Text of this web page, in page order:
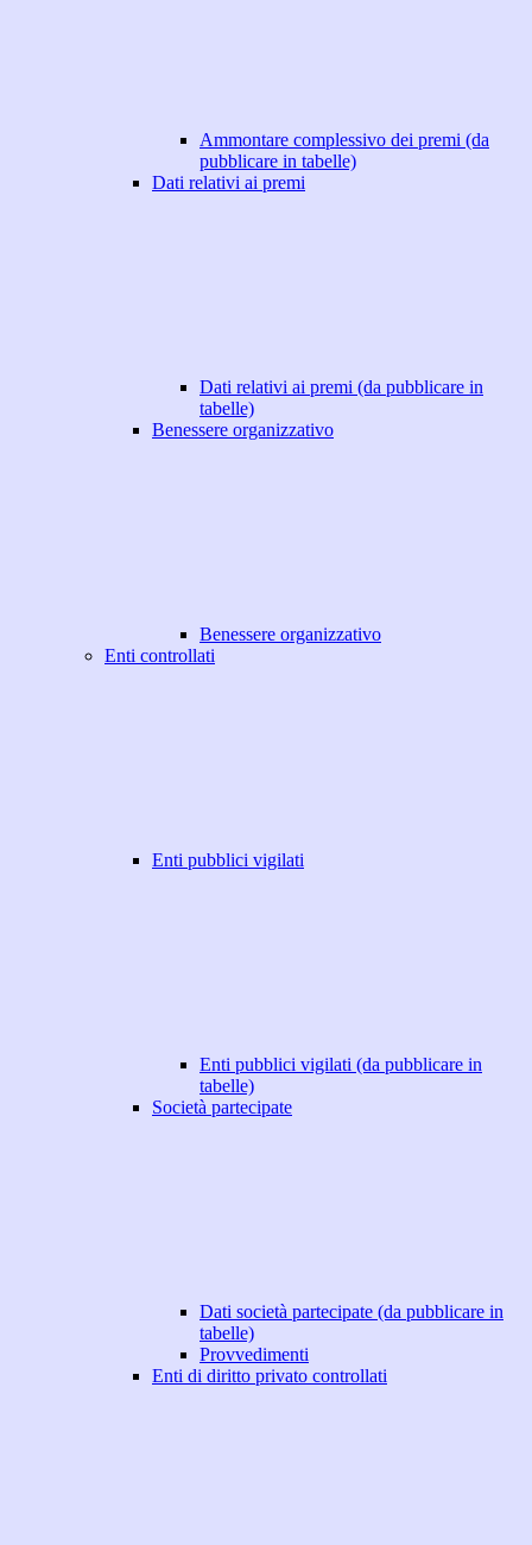
Ammontare complessivo dei premi (da
pubblicare in tabelle)
Dati relativi ai premi
Dati relativi ai premi (da pubblicare in
tabelle)
Benessere organizzativo
Benessere organizzativo
Enti controllati
Enti pubblici vigilati
Enti pubblici vigilati (da pubblicare in
tabelle)
Società partecipate
Dati società partecipate (da pubblicare in
tabelle)
Provvedimenti
Enti di diritto privato controllati